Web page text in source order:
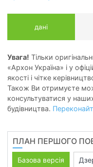
дані
Увага! Тільки
«Архон Україна» і у
якості і чітке
Також Ви отримуєте
консультуватися у
будівництва.
ПЛАН ПЕРШОГО
Базова версія